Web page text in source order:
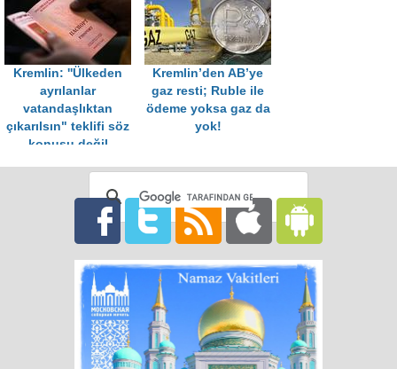
Kremlin: ''Ülkeden
ayrılanlar
vatandaşlıktan
çıkarılsın" teklifi söz
konusu değil
Kremlin’den AB’ye
gaz resti; Ruble ile
ödeme yoksa gaz da
yok!